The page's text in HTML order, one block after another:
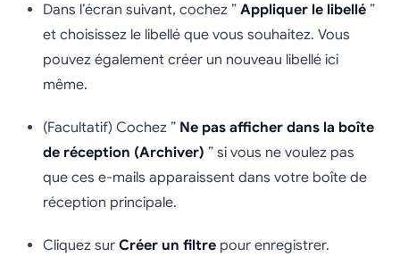
Dans l’écran suivant, cochez ” Appliquer le libellé ”
et choisissez le libellé que vous souhaitez. Vous
pouvez également créer un nouveau libellé ici
même.
(Facultatif) Cochez ” Ne pas afficher dans la boîte
de réception (Archiver) ” si vous ne voulez pas
que ces e-mails apparaissent dans votre boîte de
réception principale.
Cliquez sur Créer un filtre pour enregistrer.